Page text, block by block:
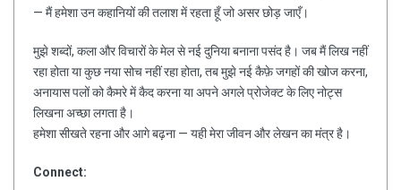
— मैं हमेशा उन कहानियों की तलाश में रहता हूँ जो असर छोड़ जाएँ।
मुझे शब्दों, कला और विचारों के मेल से नई दुनिया बनाना पसंद है। जब मैं लिख नहीं
रहा होता या कुछ नया सोच नहीं रहा होता, तब मुझे नई कैफ़े जगहों की खोज करना,
अनायास पलों को कैमरे में कैद करना या अपने अगले प्रोजेक्ट के लिए नोट्स
लिखना अच्छा लगता है।
हमेशा सीखते रहना और आगे बढ़ना — यही मेरा जीवन और लेखन का मंत्र है।
Connect: